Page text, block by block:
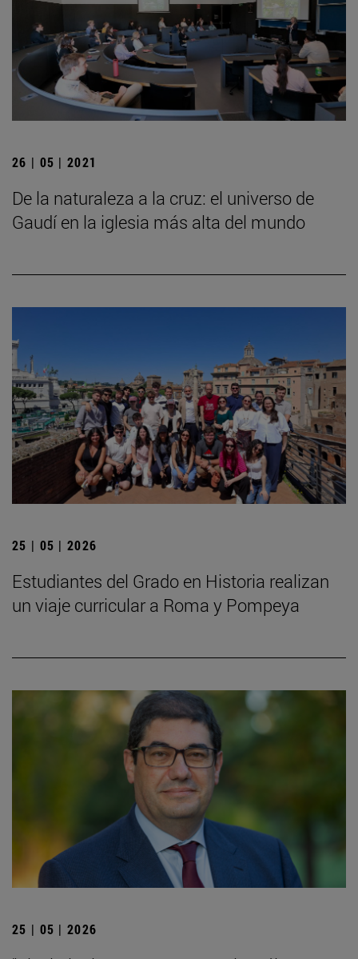
26 | 05 | 2021
De la naturaleza a la cruz: el universo de
Gaudí en la iglesia más alta del mundo
25 | 05 | 2026
Estudiantes del Grado en Historia realizan
un viaje curricular a Roma y Pompeya
25 | 05 | 2026